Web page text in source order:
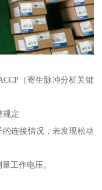
（寄生脉冲分析关键
规定
的连接情况，若发现松动
工作电压。